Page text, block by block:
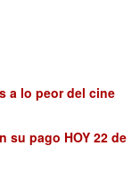
a lo peor del cine
su pago HOY 22 de